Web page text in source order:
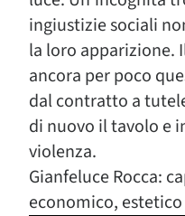
ingiustizie sociali
la loro apparizione.
ancora per poco
dal contratto a
di nuovo il tavolo e
violenza.
Gianfeluce Rocca:
economico, estetico